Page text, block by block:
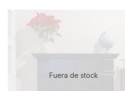
Fuera de stock